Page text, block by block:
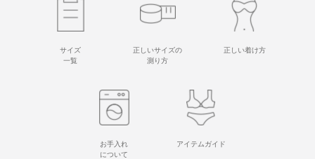
サイズ
一覧
正しいサイズの
測り方
正しい着け方
お手入れ
について
アイテムガイド